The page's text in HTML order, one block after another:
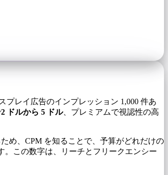
レイ広告のインプレッション 1,000 件あ
2 ドルから 5 ドル、プレミアムで視認性の高
め、CPM を知ることで、予算がどれだけの
。この数字は、リーチとフリークエンシー